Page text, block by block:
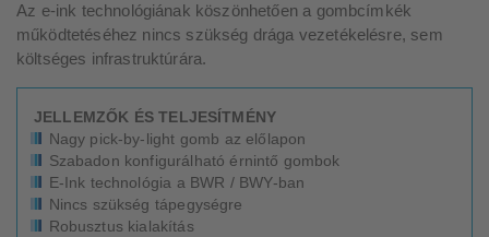
Az e-ink technológiának köszönhetően a gombcímkék
működtetéséhez nincs szükség drága vezetékelésre, sem
költséges infrastruktúrára.
JELLEMZŐK ÉS TELJESÍTMÉNY
Nagy pick-by-light gomb az előlapon
Szabadon konfigurálható érnintő gombok
E-Ink technológia a BWR / BWY-ban
Nincs szükség tápegységre
Robusztus kialakítás